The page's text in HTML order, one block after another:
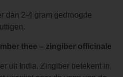
dan 2-4 gram gedroogde
thee – zingiber officinale
uit India. Zingiber betekent in